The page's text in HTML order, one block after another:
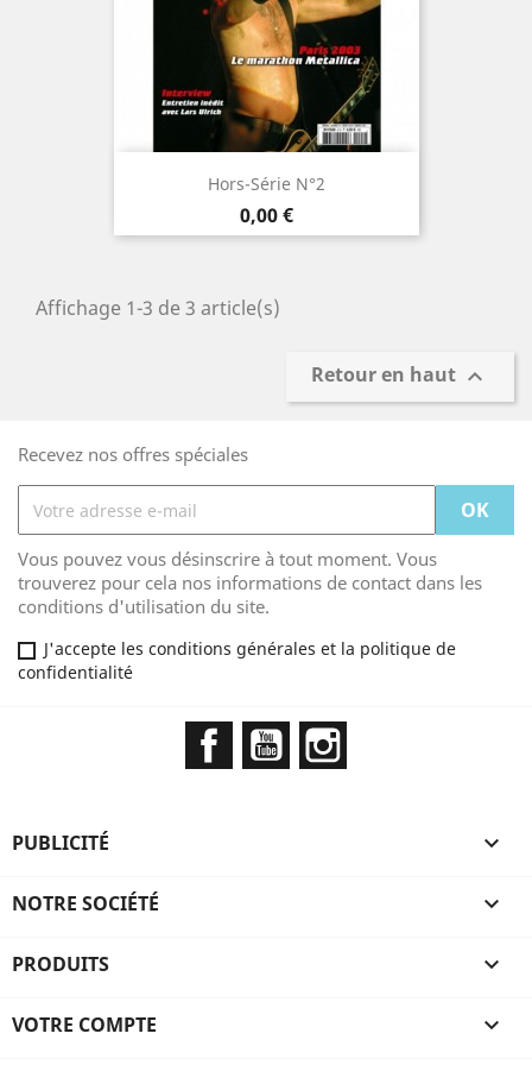
Hors-Série N°2
Prix
0,00 €
Affichage 1-3 de 3 article(s)
Retour en haut 
Recevez nos offres spéciales
Vous pouvez vous désinscrire à tout moment. Vous
trouverez pour cela nos informations de contact dans les
conditions d'utilisation du site.
J'accepte les conditions générales et la politique de
confidentialité
FacebookYouTube
PUBLICITÉ 
NOTRE SOCIÉTÉ 
PRODUITS 
VOTRE COMPTE 